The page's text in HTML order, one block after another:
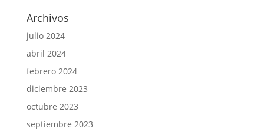
Archivos
julio 2024
abril 2024
febrero 2024
diciembre 2023
octubre 2023
septiembre 2023